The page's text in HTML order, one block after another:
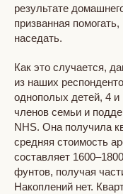
результате
призванная
наседать.
Как это случается,
из наших
однополых детей, 4 и
членов семьи и
NHS. Она получила
средняя стоимость
составляет
фунтов, получая
Накоплений нет.